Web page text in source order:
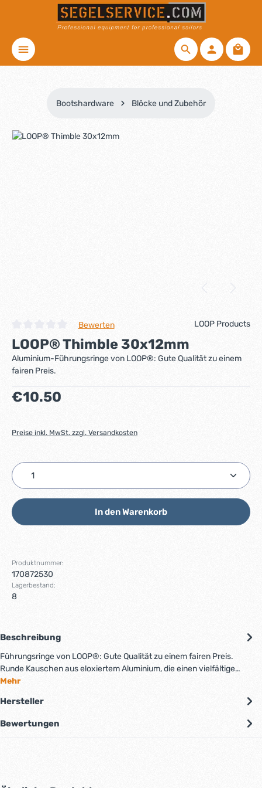
Zum Hauptinhalt springen
Bootshardware Blöcke und Zubehör
Bildergalerie überspringen
Durchschnittliche Bewertung von 0 von 5 Sternen
Bewerten LOOP Products
LOOP® Thimble 30x12mm
Aluminium-Führungsringe von LOOP®: Gute Qualität zu einem
fairen Preis.
Regulärer Preis:
€10.50
Preise inkl. MwSt. zzgl. Versandkosten
Produkt Anzahl: Gib den gewünschten Wert ein
In den Warenkorb
Produktnummer:
170872530
Lagerbestand:
8
Beschreibung
Führungsringe von LOOP®: Gute Qualität zu einem fairen Preis.
Runde Kauschen aus eloxiertem Aluminium, die einen vielfältige…
Mehr
Hersteller
Bewertungen